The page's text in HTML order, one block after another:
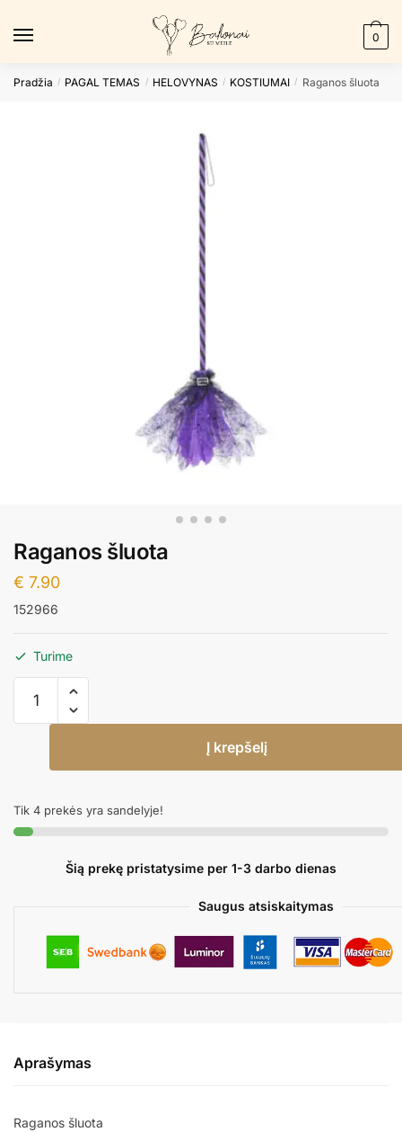
0
Pradžia / PAGAL TEMAS / HELOVYNAS / KOSTIUMAI / Raganos šluota
Raganos šluota
€ 7.90
152966
Turime
kiekis:
Raganos
Į krepšelį
Tik 4 prekės yra sandelyje!
Šią prekę pristatysime per 1-3 darbo dienas
Saugus atsiskaitymas
Aprašymas
Raganos šluota